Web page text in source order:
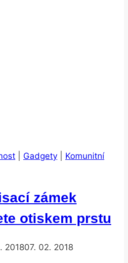
Gadgety
Komunitní
zámek
otiskem prstu
201807. 02. 2018